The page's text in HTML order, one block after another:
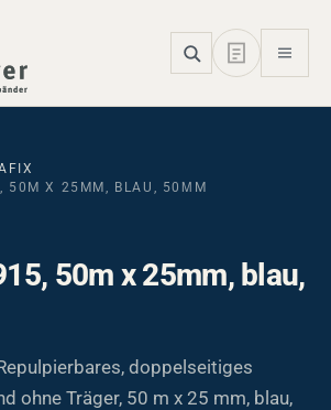
50M X 25MM, BLAU, 50ΜM
50m x 25mm, blau,
doppelseitiges
ohne Träger, 50 m x 25 mm, blau,